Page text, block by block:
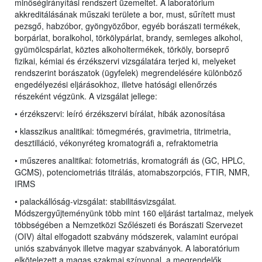
minőségirányítási rendszert üzemeltet. A laboratórium
akkreditálásának műszaki területe a bor, must, sűrített must
pezsgő, habzóbor, gyöngyözőbor, egyéb borászati termékek,
borpárlat, boralkohol, törkölypárlat, brandy, semleges alkohol,
gyümölcspárlat, köztes alkoholtermékek, törköly, borseprő
fizikai, kémiai és érzékszervi vizsgálatára terjed ki, melyeket
rendszerint borászatok (ügyfelek) megrendelésére különböző
engedélyezési eljárásokhoz, illetve hatósági ellenőrzés
részeként végzünk. A vizsgálat jellege:
• érzékszervi: leíró érzékszervi bírálat, hibák azonosítása
• klasszikus analitikai: tömegmérés, gravimetria, titrimetria,
desztilláció, vékonyréteg kromatográfi a, refraktometria
• műszeres analitikai: fotometriás, kromatográfi ás (GC, HPLC,
GCMS), potenciometriás titrálás, atomabszorpciós, FTIR, NMR,
IRMS
• palackállóság-vizsgálat: stabilitásvizsgálat.
Módszergyűjteményünk több mint 160 eljárást tartalmaz, melyek
többségében a Nemzetközi Szőlészeti és Borászati Szervezet
(OIV) által elfogadott szabvány módszerek, valamint európai
uniós szabványok illetve magyar szabványok. A laboratórium